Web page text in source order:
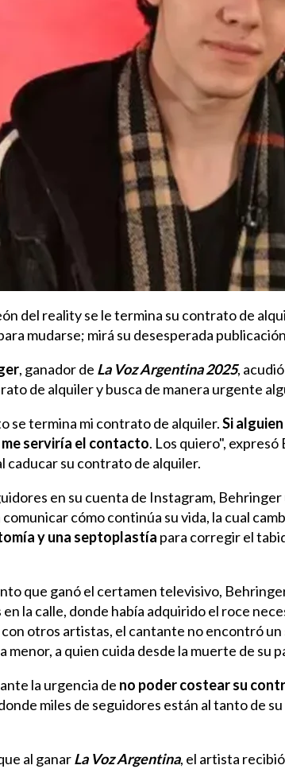
del reality se le termina su contrato de
mudarse; mirá su desesperada publicación
, ganador de La Voz Argentina 2025,
de alquiler y busca de manera urgente
se termina mi contrato de alquiler.Si
serviría el contacto. Los quiero",
caducar su contrato de alquiler.
en su cuenta de Instagram,
comunicar cómo continúa su vida, la cual
y una septoplastía para corregir el
que ganó el certamen televisivo,
la calle, donde había adquirido el roce
otros artistas, el cantante no encontró
menor, a quien cuida desde la muerte de su
la urgencia de no poder costear su
miles de seguidores están al tanto de
al ganarLa Voz Argentina, el artista